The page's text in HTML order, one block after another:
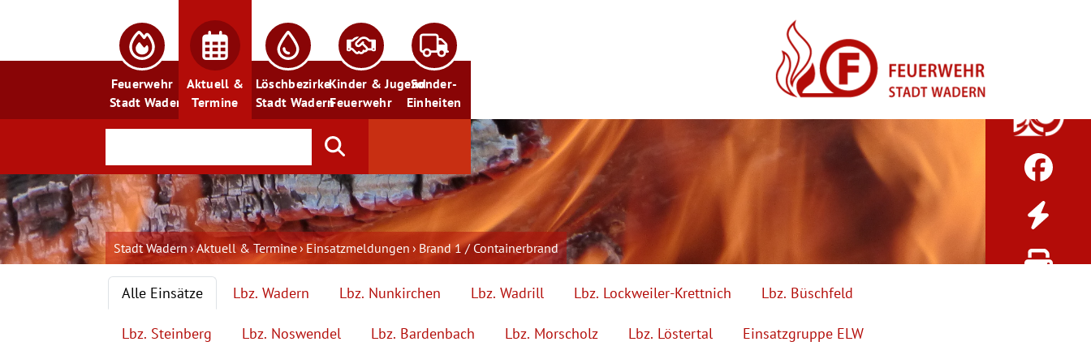
Feuerwehr
Stadt Wadern
Aktuell &
Termine
Löschbezirke
Stadt Wadern
Kinder & Jugend
Feuerwehr
Sonder-
Einheiten
Stadt Wadern Aktuell & Termine Einsatzmeldungen Brand 1 / Containerbrand
Alle Einsätze Lbz. Wadern Lbz. Nunkirchen Lbz. Wadrill Lbz. Lockweiler-Krettnich Lbz. Büschfeld
Lbz. Steinberg Lbz. Noswendel Lbz. Bardenbach Lbz. Morscholz Lbz. Löstertal Einsatzgruppe ELW